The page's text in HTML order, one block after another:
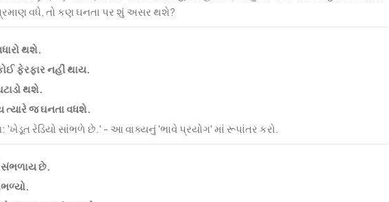
પ્રમાણ વધે, તો કણ ઘનતા પર શું અસર થશે?
થશે.
ફેરફાર નહીં થાય.
થશે.
ત્યારે જ ઘનતા વધશે.
'ખેડૂત રેડિયો સાંભળે છે.' - આ વાક્યનું 'ભાવે પ્રયોગ' માં રૂપાંતર કરો.
સંભળાય છે.